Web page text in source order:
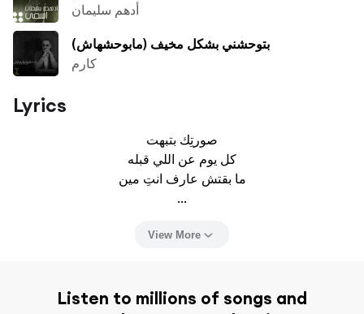
أدهم سليمان
بتوحشني بشكل مخيف (مابوحشهاش)
كارم
Lyrics
صورتِك بتبهت
كل يوم عن اللي قبله
ما بقتش عارف انتِ مين
...
View More
Listen to millions of songs and